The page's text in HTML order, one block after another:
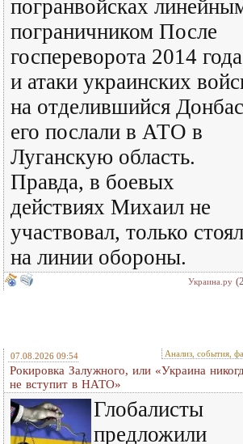
погранвойсках
пограничником После
госпереворота 2014 года
и атаки украинских
на отделившийся
его послали в АТО в
Луганскую область.
Правда, в боевых
действиях Михаил не
участвовал, только стоял
на линии обороны.
Украина.ру
07.08.2026 09:54 Анализ, события,
Рокировка Залужного, или «Украина
не вступит в НАТО»
Глобалисты
предложили